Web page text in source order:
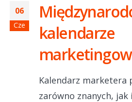
06
Cze
kalendarze
Kalendarz marketera
zarówno znanych, jak